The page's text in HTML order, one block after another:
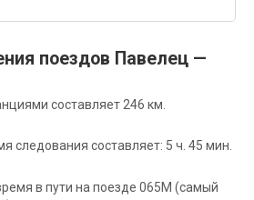
поездов Павелец —
составляет 246 км.
следования составляет: 5 ч. 45 мин.
в пути на поезде 065М (самый